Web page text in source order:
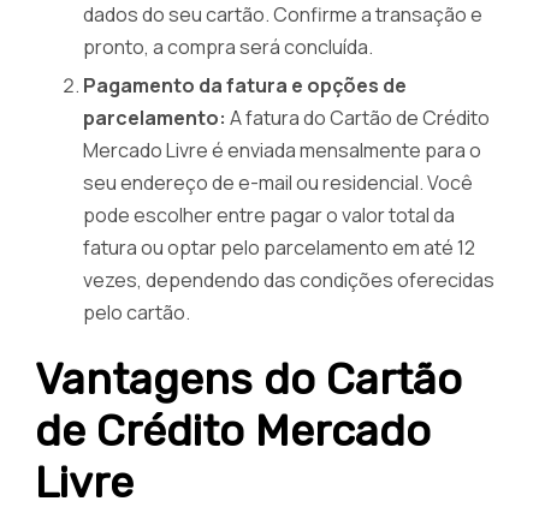
dados do seu cartão. Confirme a transação e
pronto, a compra será concluída.
Pagamento da fatura e opções de
parcelamento: A fatura do Cartão de Crédito
Mercado Livre é enviada mensalmente para o
seu endereço de e-mail ou residencial. Você
pode escolher entre pagar o valor total da
fatura ou optar pelo parcelamento em até 12
vezes, dependendo das condições oferecidas
pelo cartão.
Vantagens do Cartão
de Crédito Mercado
Livre